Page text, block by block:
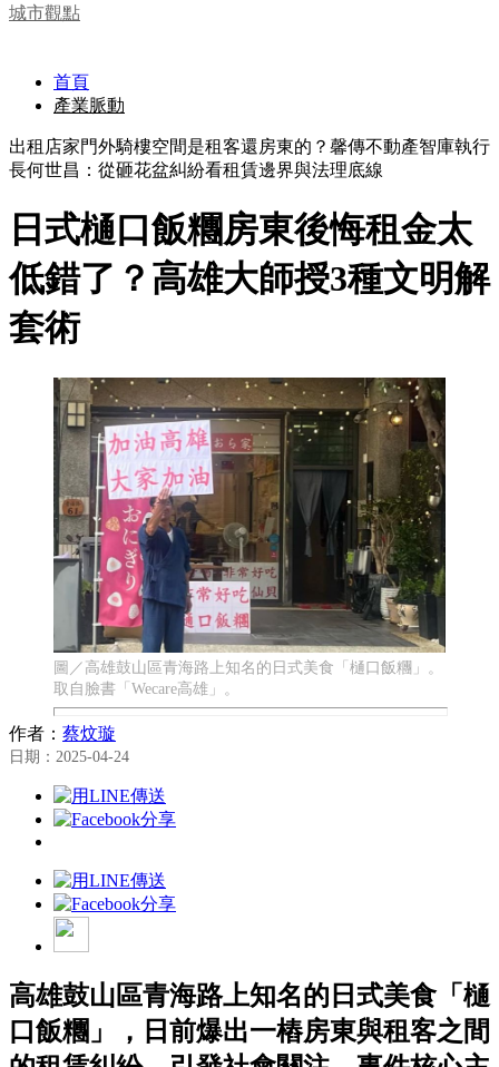
城市觀點
首頁
產業脈動
出租店家門外騎樓空間是租客還房東的？馨傳不動產智庫執行
長何世昌：從砸花盆糾紛看租賃邊界與法理底線
日式樋口飯糰房東後悔租金太
低錯了？高雄大師授3種文明解
套術
圖／高雄鼓山區青海路上知名的日式美食「樋口飯糰」。
取自臉書「Wecare高雄」。
作者： 蔡炆璇
日期：2025-04-24
高雄鼓山區青海路上知名的日式美食「樋
口飯糰」，日前爆出一樁房東與租客之間